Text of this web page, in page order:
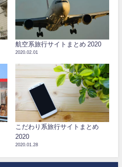
航空系旅行サイトまとめ 2020
2020.02.01
こだわり系旅行サイトまとめ
2020
2020.01.28